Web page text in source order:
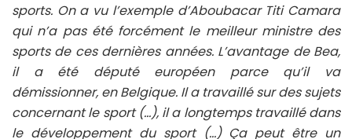
sports. On a vu l’exemple d’Aboubacar Titi Camara
qui n’a pas été forcément le meilleur ministre des
sports de ces dernières années. L’avantage de Bea,
il a été député européen parce qu’il va
démissionner, en Belgique. Il a travaillé sur des sujets
concernant le sport (…), il a longtemps travaillé dans
le développement du sport (…) Ça peut être un